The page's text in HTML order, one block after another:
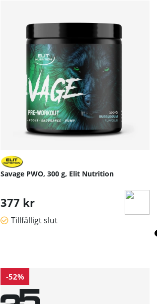
Savage PWO, 300 g, Elit Nutrition
377 kr
Tillfälligt slut
-52%